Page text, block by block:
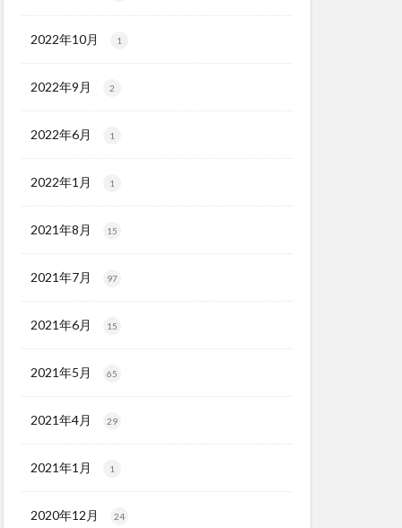
2022年10月 1
2022年9月 2
2022年6月 1
2022年1月 1
2021年8月 15
2021年7月 97
2021年6月 15
2021年5月 65
2021年4月 29
2021年1月 1
2020年12月 24